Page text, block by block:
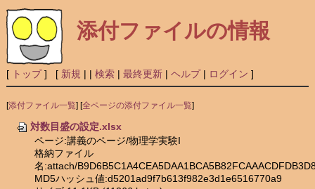
添付ファイルの情報
[ トップ] [ 新規 | | 検索| 最終更新| ヘルプ| ログイン ]
[添付ファイル一覧] [全ページの添付ファイル一覧]
対数目盛の設定.xlsx
ページ:講義のページ/物理学実験I
格納ファイル
名:attach/
MD5ハッシュ値:d5201ad9f7b613f982e3d1e6516770a9